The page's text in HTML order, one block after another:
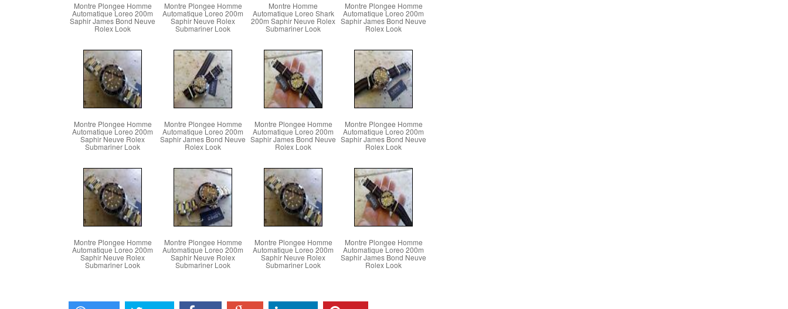
Montre Plongee Homme
Automatique Loreo 200m
Saphir James Bond Neuve
Rolex Look
Montre Plongee Homme
Automatique Loreo 200m
Saphir Neuve Rolex
Submariner Look
Montre Homme
Automatique Loreo Shark
200m Saphir Neuve Rolex
Submariner Look
Montre Plongee Homme
Automatique Loreo 200m
Saphir James Bond Neuve
Rolex Look
Montre Plongee Homme
Automatique Loreo 200m
Saphir Neuve Rolex
Submariner Look
Montre Plongee Homme
Automatique Loreo 200m
Saphir James Bond Neuve
Rolex Look
Montre Plongee Homme
Automatique Loreo 200m
Saphir James Bond Neuve
Rolex Look
Montre Plongee Homme
Automatique Loreo 200m
Saphir James Bond Neuve
Rolex Look
Montre Plongee Homme
Automatique Loreo 200m
Saphir Neuve Rolex
Submariner Look
Montre Plongee Homme
Automatique Loreo 200m
Saphir Neuve Rolex
Submariner Look
Montre Plongee Homme
Automatique Loreo 200m
Saphir Neuve Rolex
Submariner Look
Montre Plongee Homme
Automatique Loreo 200m
Saphir James Bond Neuve
Rolex Look